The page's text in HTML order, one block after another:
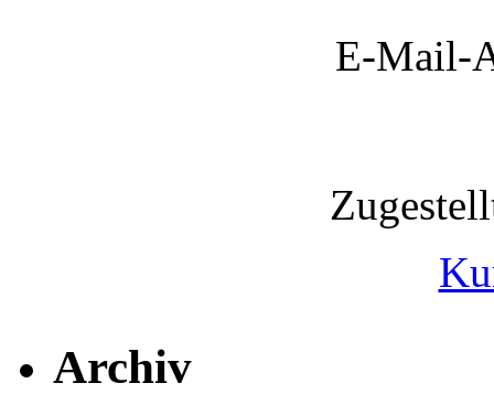
E-Mail-
Archiv